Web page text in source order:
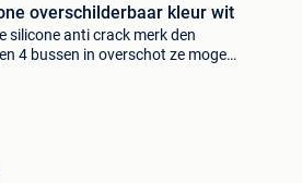
overschilderbaar kleur wit
silicone anti crack merk den
4 bussen in overschot ze mogen